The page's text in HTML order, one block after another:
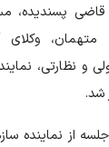
پسندیده،
وکلای
و نظارتی،
شد.
از نماینده